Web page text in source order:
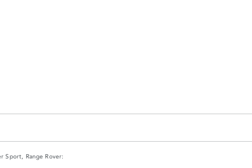
Sport, Range Rover: